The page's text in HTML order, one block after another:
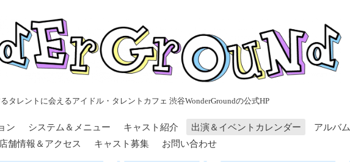
タレントに会えるアイドル・タレントカフェ 渋谷WonderGroundの公式HP
ン システム＆メニュー キャスト紹介 出演＆イベントカレンダー
アルバム
店舗情報＆アクセス
キャスト募集 お問い合わせ